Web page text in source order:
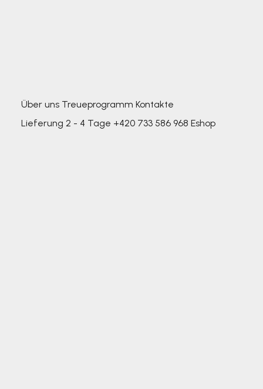
Über uns Treueprogramm Kontakte
Lieferung 2 - 4 Tage +420 733 586 968 Eshop